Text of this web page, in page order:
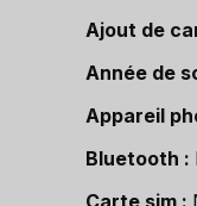
Ajout de
Année de
Appareil
Bluetooth
Carte sim